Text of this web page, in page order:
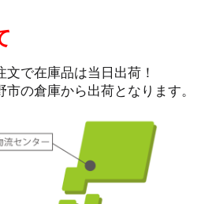
で在庫品は当日出荷！
の倉庫から出荷となります。